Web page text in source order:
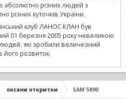
абсолютно різних людей з
різних куточків України.
клуб ЛАНОС КЛАН був
01 березня 2005 року невеликою
які зробили величезний
його розвиток.
оксани откритки SAM 5890